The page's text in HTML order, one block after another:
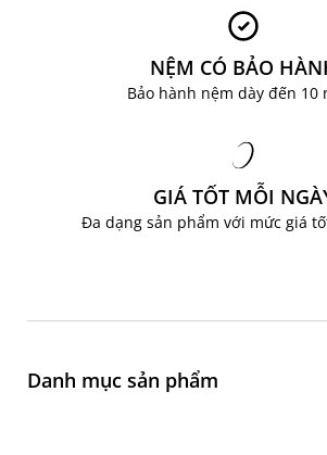
NỆM CÓ BẢO
Bảo hành nệm dày đến 10
GIÁ TỐT MỖI
Đa dạng sản phẩm với mức giá
Danh mục sản phẩm